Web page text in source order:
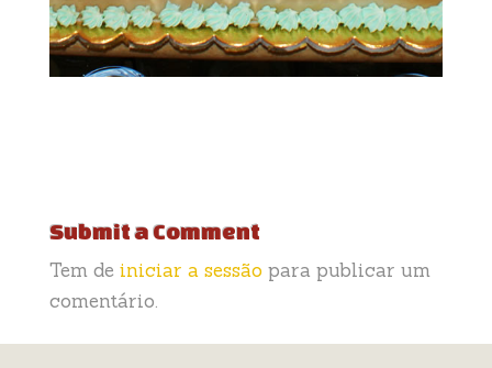
Submit a Comment
Tem de iniciar a sessão para publicar um
comentário.